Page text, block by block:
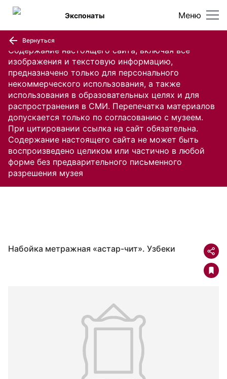
Содержание настоящего сайта, включая все
изображения и текстовую информацию,
предназначено только для персонального
некоммерческого использования, а также
использования в образовательных целях и для
распространения в СМИ. Перепечатка материалов
допускается только по согласованию с музеем.
При цитировании ссылка на сайт обязательна.
Содержание настоящего сайта не может быть
воспроизведено целиком или частично в любой
форме без предварительного письменного
разрешения музея
Меню
Экспонаты
Вернуться
Набойка метражная «астар-чит». Узбеки